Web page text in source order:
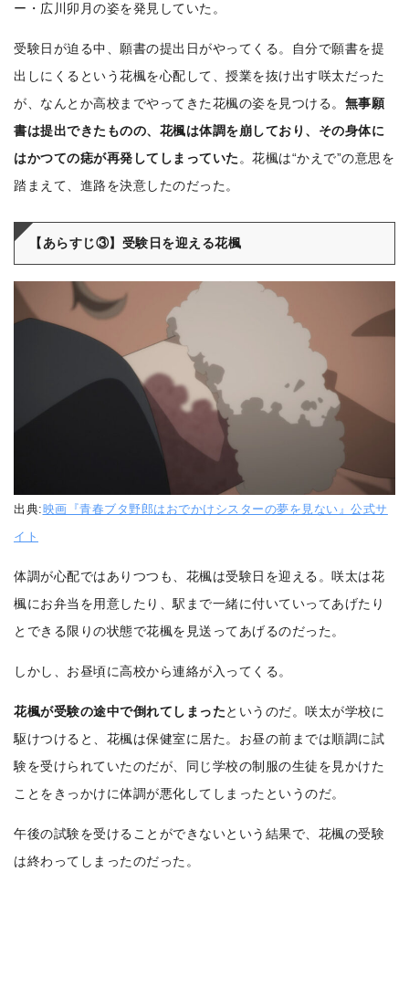
ー・広川卯月の姿を発見していた。
受験日が迫る中、願書の提出日がやってくる。自分で願書を提
出しにくるという花楓を心配して、授業を抜け出す咲太だった
が、なんとか高校までやってきた花楓の姿を見つける。 無事願
書は提出できたものの、花楓は体調を崩しており、その身体に
はかつての痣が再発してしまっていた。花楓は“かえで”の意思を
踏まえて、進路を決意したのだった。
【あらすじ③】受験日を迎える花楓
出典:映画『青春ブタ野郎はおでかけシスターの夢を見ない』公式サ
イト
体調が心配ではありつつも、花楓は受験日を迎える。咲太は花
楓にお弁当を用意したり、駅まで一緒に付いていってあげたり
とできる限りの状態で花楓を見送ってあげるのだった。
しかし、お昼頃に高校から連絡が入ってくる。
花楓が受験の途中で倒れてしまったというのだ。咲太が学校に
駆けつけると、花楓は保健室に居た。お昼の前までは順調に試
験を受けられていたのだが、同じ学校の制服の生徒を見かけた
ことをきっかけに体調が悪化してしまったというのだ。
午後の試験を受けることができないという結果で、花楓の受験
は終わってしまったのだった。